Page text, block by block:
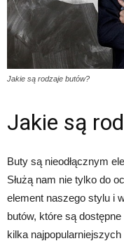
Jakie są rodzaje butów?
Jakie są
Buty są nieodłącznym
Służą nam nie tylko do
element naszego stylu i
butów, które są
kilka